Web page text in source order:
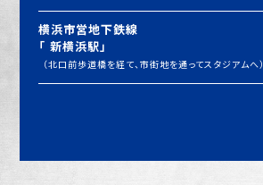
横浜市営地下鉄線
「 新横浜駅」
（北口前歩道橋を経て、市街地を通ってスタジアムへ）